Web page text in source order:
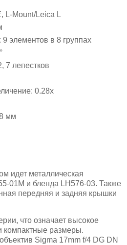
L-Mount/Leica L
элементов в 8 группах
7 лепестков
0.28x
мм
идет металлическая
01M и бленда LH576-03. Также
передняя и задняя крышки
что означает высокое
компактные размеры.
Sigma 17mm f/4 DG DN